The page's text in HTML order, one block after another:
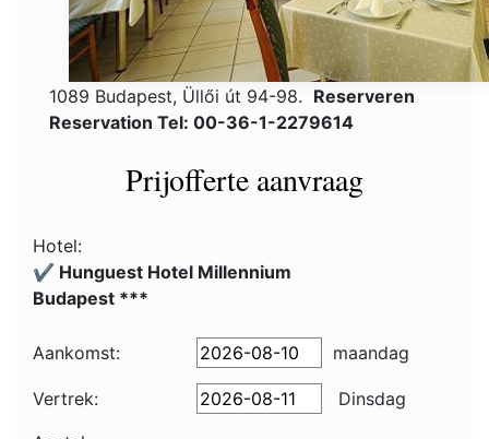
1089 Budapest, Üllői út 94-98. Reserveren
Reservation Tel: 00-36-1-2279614
Prijofferte aanvraag
Hotel:
✔️ Hunguest Hotel Millennium
Budapest ***
Aankomst: maandag
Vertrek:
Dinsdag